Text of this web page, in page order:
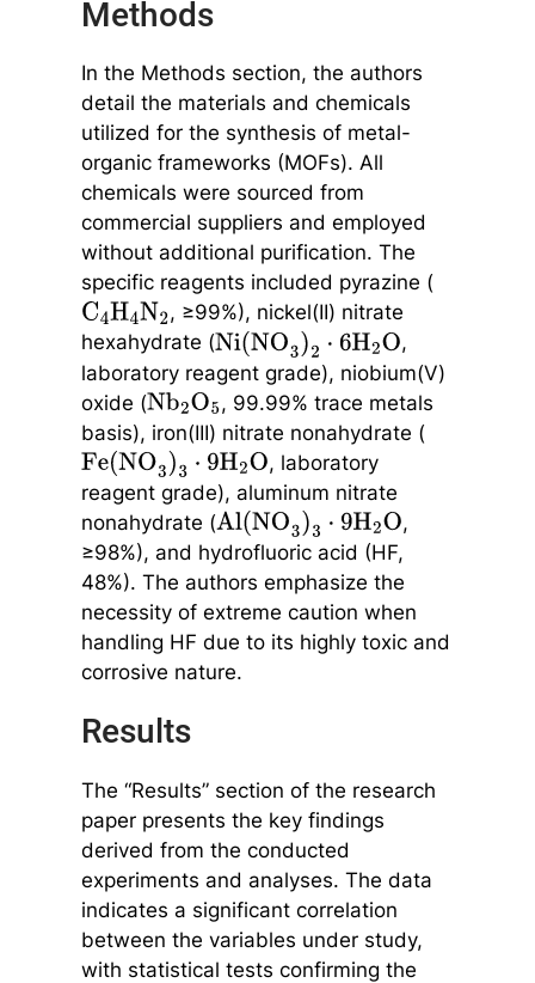
Methods
In the Methods section, the authors
detail the materials and chemicals
utilized for the synthesis of metal-
organic frameworks (MOFs). All
chemicals were sourced from
commercial suppliers and employed
without additional purification. The
specific reagents included pyrazine (
C4H4N2 , ≥99%), nickel(II) nitrate
hexahydrate (Ni(NO3)2⋅6 H 2O
,
laboratory reagent grade), niobium(V)
oxide (Nb2O5 , 99.99% trace metals
basis), iron(III) nitrate nonahydrate (
Fe(NO3)3⋅9 H2O
, laboratory
reagent grade), aluminum nitrate
nonahydrate (Al(NO3)3⋅9 H 2O
,
≥98%), and hydrofluoric acid (HF,
48%). The authors emphasize the
necessity of extreme caution when
handling HF due to its highly toxic and
corrosive nature.
Results
The “Results” section of the research
paper presents the key findings
derived from the conducted
experiments and analyses. The data
indicates a significant correlation
between the variables under study,
with statistical tests confirming the